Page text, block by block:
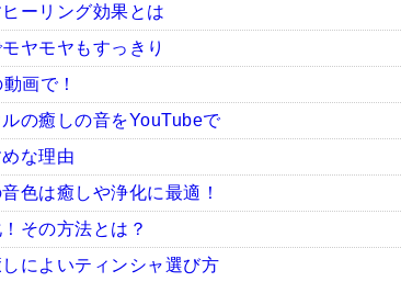
ーリング効果とは
ヤモヤもすっきり
画で！
の癒しの音をYouTubeで
な理由
色は癒しや浄化に最適！
その方法とは？
によいティンシャ選び方